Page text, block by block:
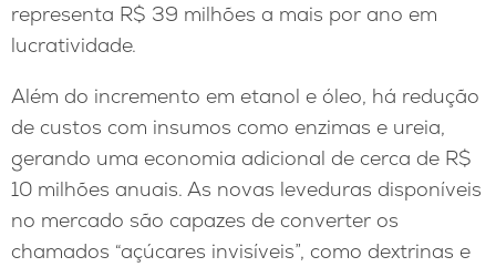
representa R$ 39 milhões a mais por ano em
lucratividade.
Além do incremento em etanol e óleo, há redução
de custos com insumos como enzimas e ureia,
gerando uma economia adicional de cerca de R$
10 milhões anuais. As novas leveduras disponíveis
no mercado são capazes de converter os
chamados “açúcares invisíveis”, como dextrinas e